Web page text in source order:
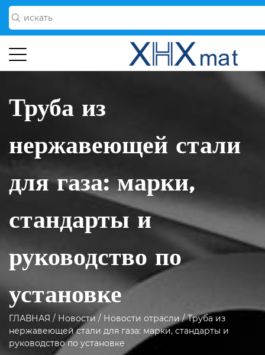
Труба из
нержавеющей стали
для газа: марки,
стандарты и
руководство по
установке
ГЛАВНАЯ / Новости / Новости отрасли/Труба из
нержавеющей стали для газа: марки, стандарты и
руководство по установке